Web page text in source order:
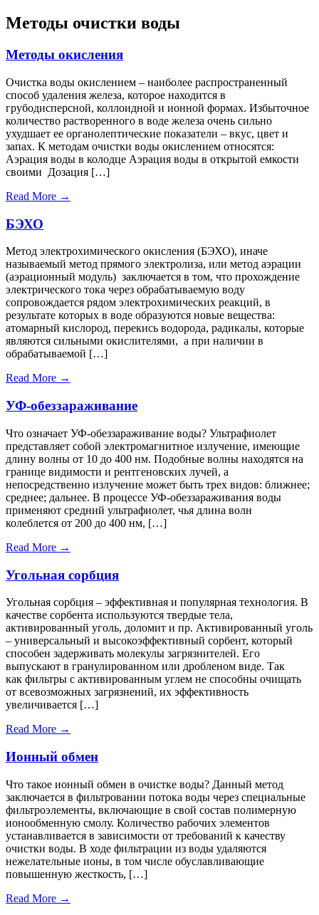
Методы очистки воды
Методы окисления
Очистка воды окислением – наиболее распространенный
способ удаления железа, которое находится в
грубодисперсной, коллоидной и ионной формах. Избыточное
количество растворенного в воде железа очень сильно
ухудшает ее органолептические показатели – вкус, цвет и
запах. К методам очистки воды окислением относятся:
Аэрация воды в колодце Аэрация воды в открытой емкости
своими Дозация […]
Read More →
БЭХО
Метод электрохимического окисления (БЭХО), иначе
называемый метод прямого электролиза, или метод аэрации
(аэрационный модуль) заключается в том, что прохождение
электрического тока через обрабатываемую воду
сопровождается рядом электрохимических реакций, в
результате которых в воде образуются новые вещества:
атомарный кислород, перекись водорода, радикалы, которые
являются сильными окислителями, а при наличии в
обрабатываемой […]
Read More →
УФ-обеззараживание
Что означает УФ-обеззараживание воды? Ультрафиолет
представляет собой электромагнитное излучение, имеющие
длину волны от 10 до 400 нм. Подобные волны находятся на
границе видимости и рентгеновских лучей, а
непосредственно излучение может быть трех видов: ближнее;
среднее; дальнее. В процессе УФ-обеззараживания воды
применяют средний ультрафиолет, чья длина волн
колеблется от 200 до 400 нм, […]
Read More →
Угольная сорбция
Угольная сорбция – эффективная и популярная технология. В
качестве сорбента используются твердые тела,
активированный уголь, доломит и пр. Активированный уголь
– универсальный и высокоэффективный сорбент, который
способен задерживать молекулы загрязнителей. Его
выпускают в гранулированном или дробленом виде. Так
как фильтры с активированным углем не способны очищать
от всевозможных загрязнений, их эффективность
увеличивается […]
Read More →
Ионный обмен
Что такое ионный обмен в очистке воды? Данный метод
заключается в фильтровании потока воды через специальные
фильтроэлементы, включающие в свой состав полимерную
ионообменную смолу. Количество рабочих элементов
устанавливается в зависимости от требований к качеству
очистки воды. В ходе фильтрации из воды удаляются
нежелательные ионы, в том числе обуславливающие
повышенную жесткость, […]
Read More →